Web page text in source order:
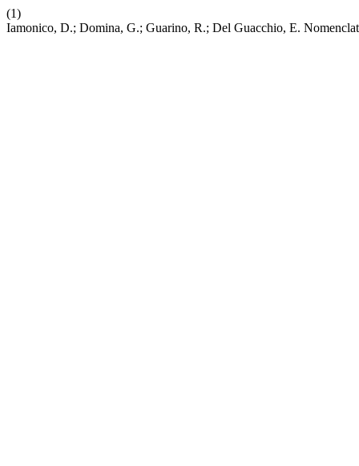
(1)
Iamonico, D.; Domina, G.; Guarino, R.; Del Guacchio, E.